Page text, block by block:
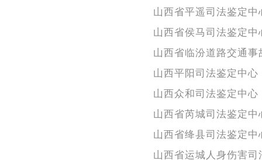
山西省平遥司法鉴定中
山西省侯马司法鉴定中
山西省临汾道路交通事
山西平阳司法鉴定中心
山西众和司法鉴定中心
山西省芮城司法鉴定中
山西省绛县司法鉴定中
山西省运城人身伤害司